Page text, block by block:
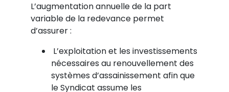
L’augmentation annuelle de la part
variable de la redevance permet
d’assurer :
L’exploitation et les investissements
nécessaires au renouvellement des
systèmes d’assainissement afin que
le Syndicat assume les